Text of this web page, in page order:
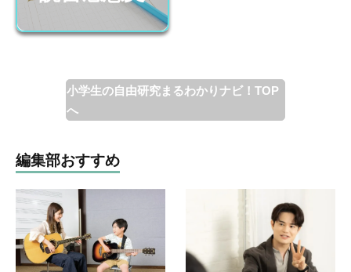
小学生の自由研究まるわかりナビ！TOP
へ
編集部おすすめ